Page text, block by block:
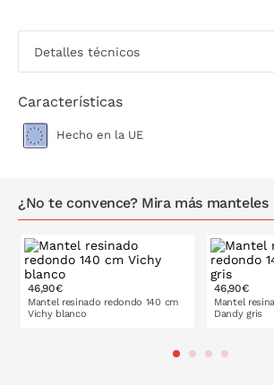
Detalles técnicos
Características
Hecho en la UE
¿No te convence? Mira más manteles
46,90€
Mantel resinado redondo 140 cm
Vichy blanco
46,90€
Mantel
Dandy gris